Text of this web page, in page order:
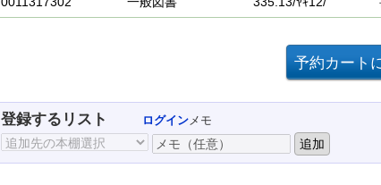
登録するリスト ログインメモ